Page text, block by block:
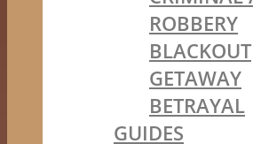
ROBBERY
BLACKOUT
GETAWAY
BETRAYAL
GUIDES